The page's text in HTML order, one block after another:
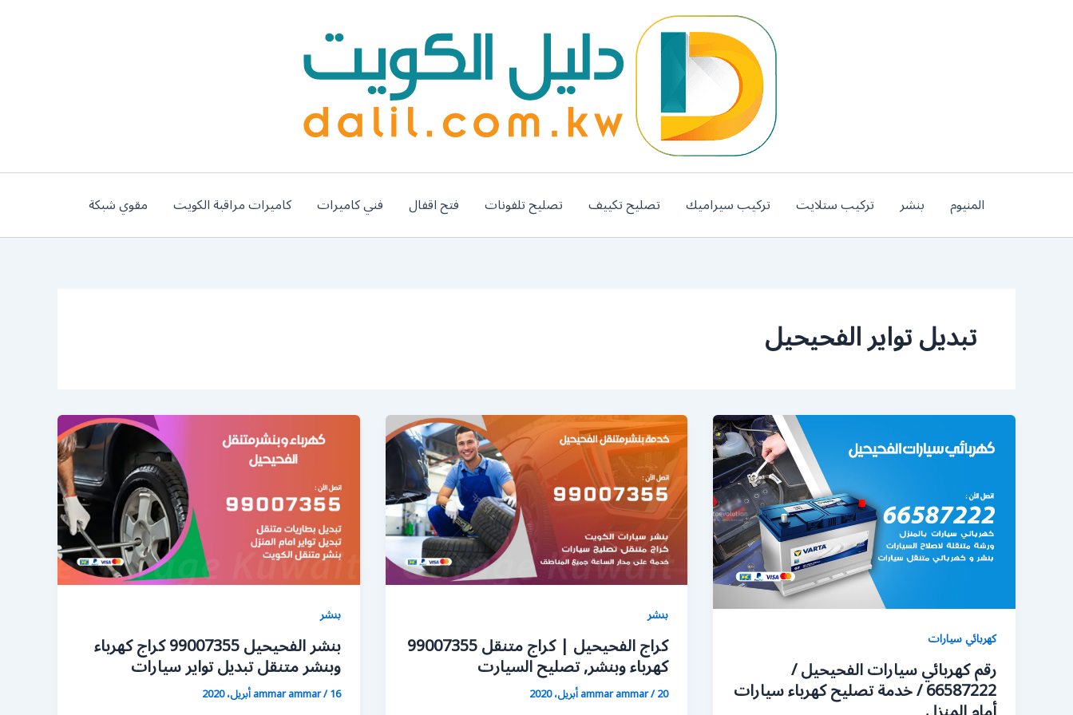
المنيوم بنشر تركيب ستلايت تركيب سيراميك تصليح تكييف تصليح تلفونات فتح اقفال فني كاميرات كاميرات مراقبة الكويت مقوي شبكة
تبديل تواير الفحيحيل
كهربائي سيارات
رقم كهربائي سيارات الفحيحيل /
66587222 / خدمة تصليح كهرباء سيارات
بنشر
كراج الفحيحيل | كراج متنقل 99007355
كهرباء وبنشر, تصليح السيارت
ammar ammar/20 أبريل، 2020
بنشر
بنشر الفحيحيل 99007355 كراج كهرباء
وبنشر متنقل تبديل تواير سيارات
ammar ammar/16 أبريل، 2020